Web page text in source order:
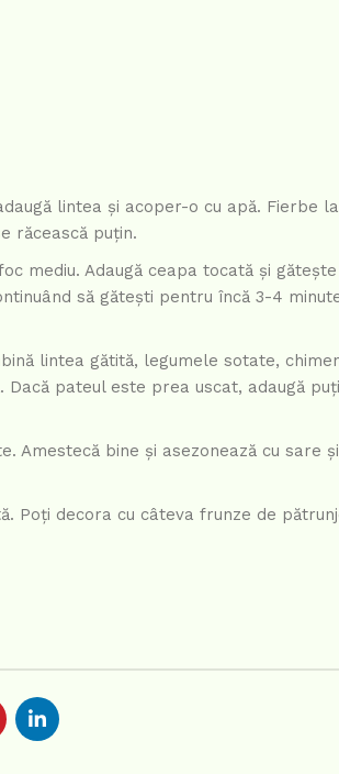
lintea și acoper-o cu apă. Fierbe
răcească puțin.
mediu. Adaugă ceapa tocată și
să gătești pentru încă 3-4
lintea gătită, legumele sotate,
pateul este prea uscat, adaugă
Amestecă bine și asezonează cu sare
Poți decora cu câteva frunze de